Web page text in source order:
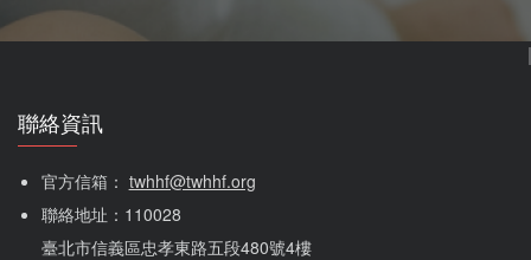
聯絡資訊
官方信箱： twhhf@twhhf.org
聯絡地址：110028
臺北市信義區忠孝東路五段480號4樓